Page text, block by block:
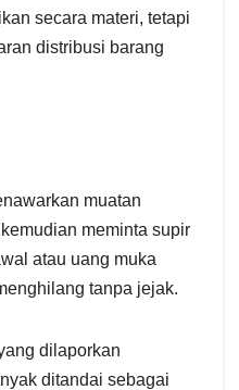
secara materi, tetapi
distribusi barang
muatan
meminta supir
atau uang muka
tanpa jejak.
dilaporkan
ditandai sebagai